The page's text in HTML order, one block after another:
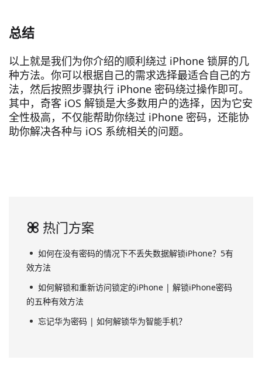
总结
以上就是我们为你介绍的顺利绕过 iPhone 锁屏的几
种方法。你可以根据自己的需求选择最适合自己的方
法，然后按照步骤执行 iPhone 密码绕过操作即可。
其中，奇客 iOS 解锁是大多数用户的选择，因为它安
全性极高，不仅能帮助你绕过 iPhone 密码，还能协
助你解决各种与 iOS 系统相关的问题。
热门方案
如何在没有密码的情况下不丢失数据解锁iPhone？5有
效方法
如何解锁和重新访问锁定的iPhone | 解锁iPhone密码
的五种有效方法
忘记华为密码 | 如何解锁华为智能手机？